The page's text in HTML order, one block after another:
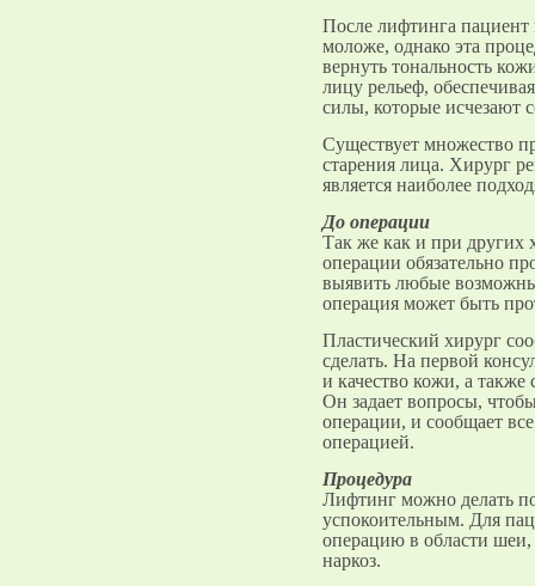
После лифтинга пациент
моложе, однако эта
вернуть тональность
лицу рельеф,
силы, которые исчезают
Существует множество
старения лица. Хирург
является наиболее
До операции
Так же как и при других
операции обязательно
выявить любые
операция может быть
Пластический хирург
сделать. На первой
и качество кожи, а также
Он задает вопросы,
операции, и сообщает
операцией.
Процедура
Лифтинг можно делать
успокоительным. Для
операцию в области
наркоз.